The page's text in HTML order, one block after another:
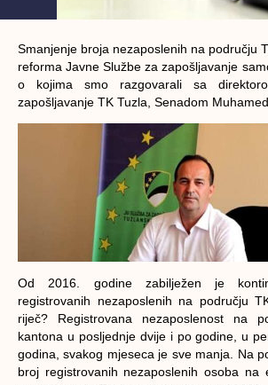
Smanjenje broja nezaposlenih na području
reforma Javne Službe za zapošljavanje
o kojima smo razgovarali sa
zapošljavanje TK Tuzla, Senadom
Od 2016. godine zabilježen je
registrovanih nezaposlenih na području
riječ? Registrovana nezaposlenost na
kantona u posljednje dvije i po godine, u
godina, svakog mjeseca je sve manja. Na
broj registrovanih nezaposlenih osoba na